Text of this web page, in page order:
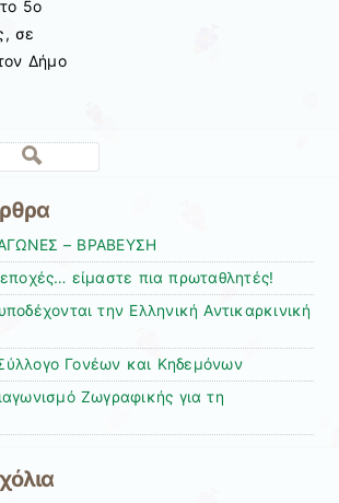
5ο
σε
Δήμο
– ΒΡΑΒΕΥΣΗ
είμαστε πια πρωταθλητές!
την Ελληνική Αντικαρκινική
Γονέων και Κηδεμόνων
Ζωγραφικής για τη